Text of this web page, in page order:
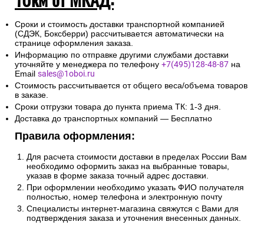
Сроки и стоимость доставки транспортной компанией
(СДЭК, Боксберри) рассчитывается автоматически на
странице оформления заказа.
Информацию по отправке другими службами доставки
уточняйте у менеджера по телефону +7(495)128-48-87 на
Email sales@1oboi.ru
Стоимость рассчитывается от общего веса/объема товаров
в заказе.
Сроки отгрузки товара до пункта приема ТК: 1-3 дня.
Доставка до транспортных компаний — Бесплатно
Правила оформления:
Для расчета стоимости доставки в пределах России Вам
необходимо оформить заказ на выбранные товары,
указав в форме заказа точный адрес доставки.
При оформлении необходимо указать ФИО получателя
полностью, номер телефона и электронную почту
Специалисты интернет-магазина свяжутся с Вами для
подтверждения заказа и уточнения внесенных данных.